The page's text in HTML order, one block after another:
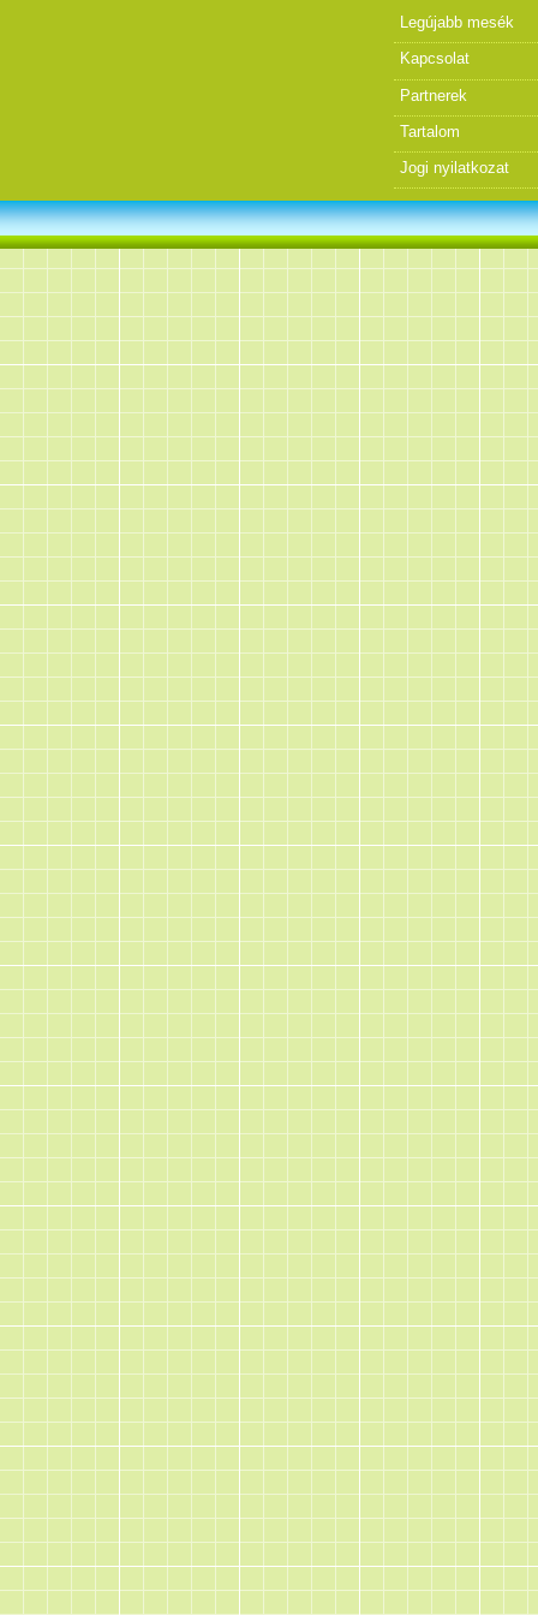
Legújabb mesék
Kapcsolat
Partnerek
Tartalom
Jogi nyilatkozat